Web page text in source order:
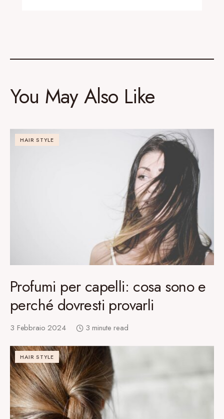
You May Also Like
HAIR STYLE
Profumi per capelli: cosa sono e
perché dovresti provarli
3 Febbraio 2024 3 minute read
HAIR STYLE